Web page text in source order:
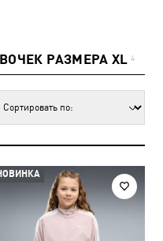
РАЗМЕРА XL 4